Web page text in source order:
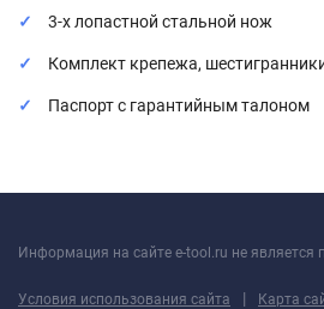
3-х лопастной стальной нож
Комплект крепежа,
Паспорт с гарантийным талоном
Информация на сайте e-tool.ru не является
Условия использования сайта | Карта